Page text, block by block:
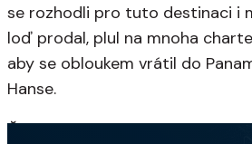
se rozhodli pro tuto destinaci i
loď prodal, plul na mnoha
aby se obloukem vrátil do
Hanse.
Čeština, angličtina, ruština